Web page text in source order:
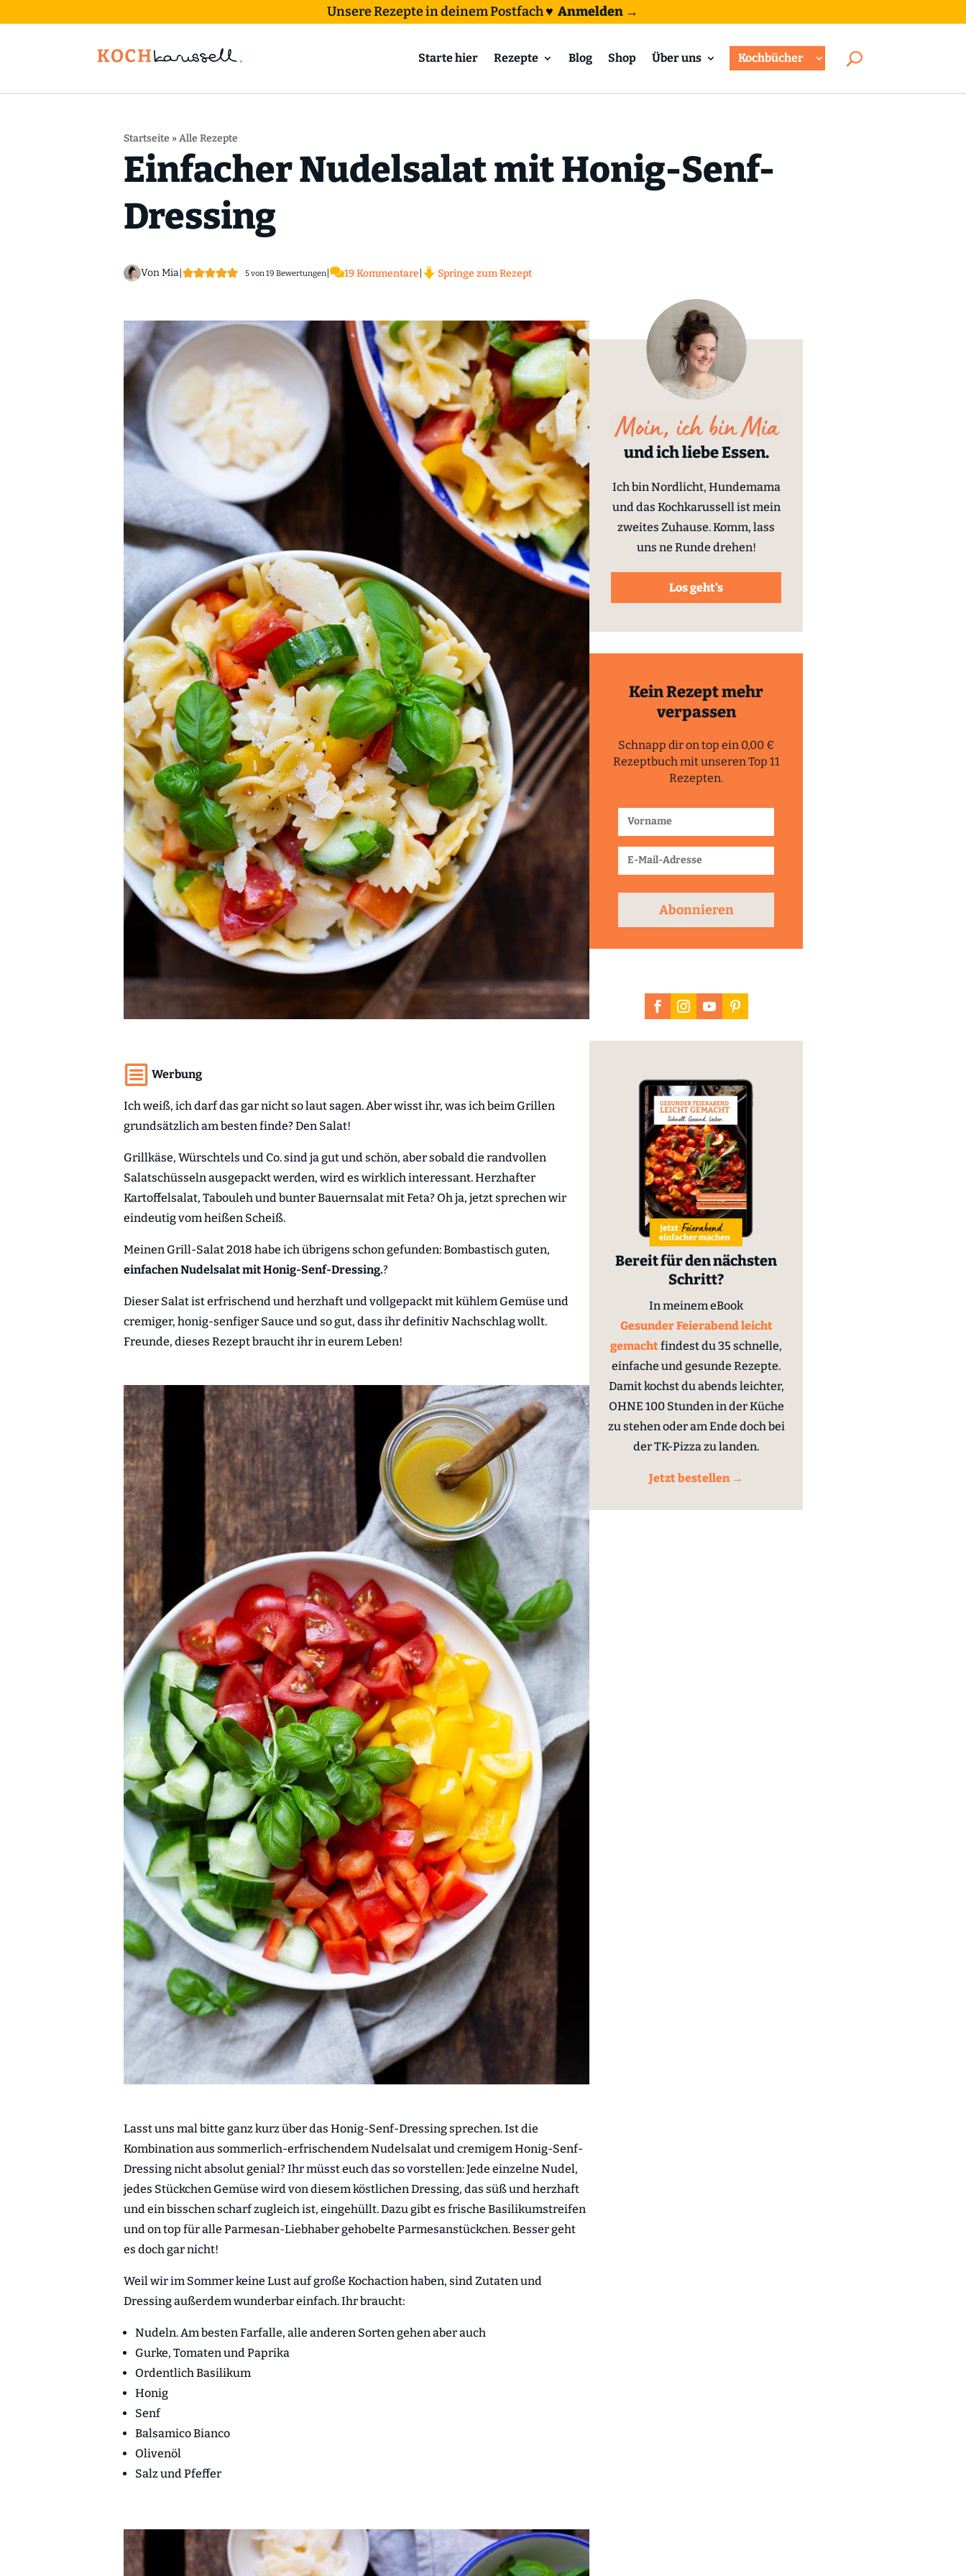
Unsere Rezepte in deinem Postfach♥ Anmelden →
Starte hier Rezepte Blog Shop Über uns Kochbücher
Startseite »Alle Rezepte
Einfacher Nudelsalat mit Honig-Senf-
Dressing
Von Mia 5von 19 Bewertungen| 19 Kommentare Springe zum Rezept
Werbung
Ich weiß, ich darf das gar nicht so laut sagen. Aber wisst ihr, was ich beim Grillen
grundsätzlich am besten finde? Den Salat!
Grillkäse, Würschtels und Co. sind ja gut und schön, aber sobald die randvollen
Salatschüsseln ausgepackt werden, wird es wirklich interessant. Herzhafter
Kartoffelsalat, Tabouleh und bunter Bauernsalat mit Feta? Oh ja, jetzt sprechen wir
eindeutig vom heißen Scheiß.
Meinen Grill-Salat 2018 habe ich übrigens schon gefunden: Bombastisch guten,
einfachen Nudelsalat mit Honig-Senf-Dressing.?
Dieser Salat ist erfrischend und herzhaft und vollgepackt mit kühlem Gemüse und
cremiger, honig-senfiger Sauce und so gut, dass ihr definitiv Nachschlag wollt.
Freunde, dieses Rezept braucht ihr in eurem Leben!
Lasst uns mal bitte ganz kurz über das Honig-Senf-Dressing sprechen. Ist die
Kombination aus sommerlich-erfrischendem Nudelsalat und cremigem Honig-Senf-
Dressing nicht absolut genial? Ihr müsst euch das so vorstellen: Jede einzelne Nudel,
jedes Stückchen Gemüse wird von diesem köstlichen Dressing, das süß und herzhaft
und ein bisschen scharf zugleich ist, eingehüllt. Dazu gibt es frische Basilikumstreifen
und on top für alle Parmesan-Liebhaber gehobelte Parmesanstückchen. Besser geht
es doch gar nicht!
Weil wir im Sommer keine Lust auf große Kochaction haben, sind Zutaten und
Dressing außerdem wunderbar einfach. Ihr braucht:
Nudeln. Am besten Farfalle, alle anderen Sorten gehen aber auch
Gurke, Tomaten und Paprika
Ordentlich Basilikum
Honig
Senf
Balsamico Bianco
Olivenöl
Salz und Pfeffer
und ich liebe Essen.
Ich bin Nordlicht, Hundemama
und das Kochkarussell ist mein
zweites Zuhause. Komm, lass
uns ne Runde drehen!
Los geht's
Kein Rezept mehr
verpassen
Schnapp dir on top ein 0,00 €
Rezeptbuch mit unseren Top 11
Rezepten.
Abonnieren
Bereit für den nächsten
Schritt?
In meinem eBook
Gesunder Feierabend leicht
gemachtfindest du 35 schnelle,
einfache und gesunde Rezepte.
Damit kochst du abends leichter,
OHNE 100 Stunden in der Küche
zu stehen oder am Ende doch bei
der TK-Pizza zu landen.
Jetzt bestellen →